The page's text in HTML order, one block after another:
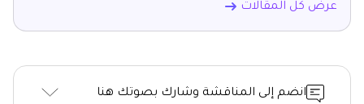
عرض كل المقالات
انضم إلى المناقشة وشارك بصوتك هنا